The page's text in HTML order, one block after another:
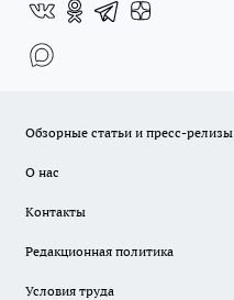
Обзорные статьи и пресс-релизы
О нас
Контакты
Редакционная политика
Условия труда